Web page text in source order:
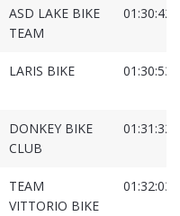
ASD LAKE BIKE
TEAM
LARIS BIKE
DONKEY BIKE
CLUB
TEAM
VITTORIO BIKE